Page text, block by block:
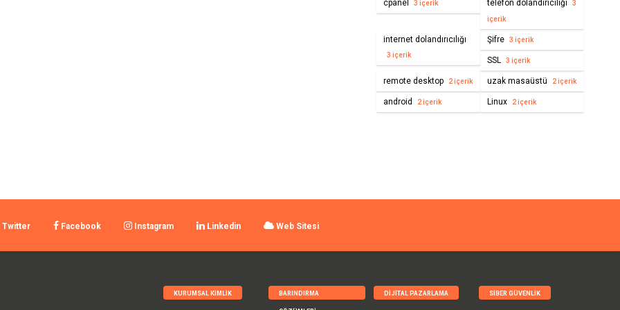
cpanel 3 içerik telefon dolandırıcılığı 3
içerik
internet dolandırıcılığı
3 içerik
Şifre 3 içerik
SSL 3 içerik
remote desktop 2 içerik uzak masaüstü 2 içerik
android 2 içerik Linux 2 içerik
Twitter Facebook Instagram Linkedin Web Sitesi
KURUMSAL KIMLIK BARINDIRMA DIJITAL PAZARLAMA SIBER GÜVENLIK